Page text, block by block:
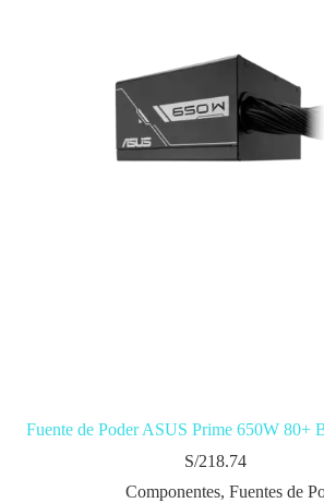
Fuente de Poder ASUS Prime 650W 80+
S/218.74
Componentes,Fuentes de